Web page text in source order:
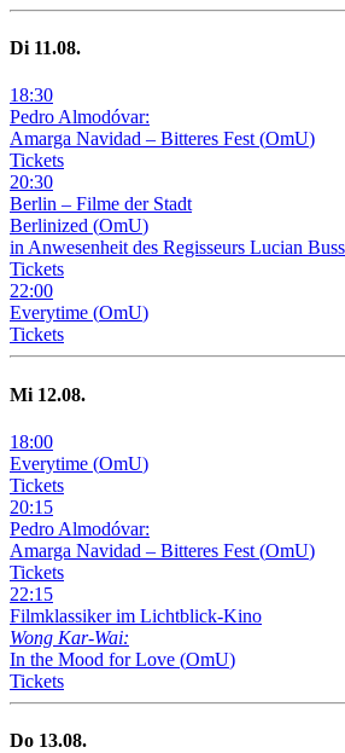
Di 11.08.
18:30
Pedro Almodóvar:
Amarga Navidad – Bitteres Fest (OmU)
Tickets
20:30
Berlin – Filme der Stadt
Berlinized (OmU)
in Anwesenheit des Regisseurs Lucian
Tickets
22:00
Everytime (OmU)
Tickets
Mi 12.08.
18:00
Everytime (OmU)
Tickets
20:15
Pedro Almodóvar:
Amarga Navidad – Bitteres Fest (OmU)
Tickets
22:15
Filmklassiker im Lichtblick-Kino
Wong Kar-Wai:
In the Mood for Love (OmU)
Tickets
Do 13.08.